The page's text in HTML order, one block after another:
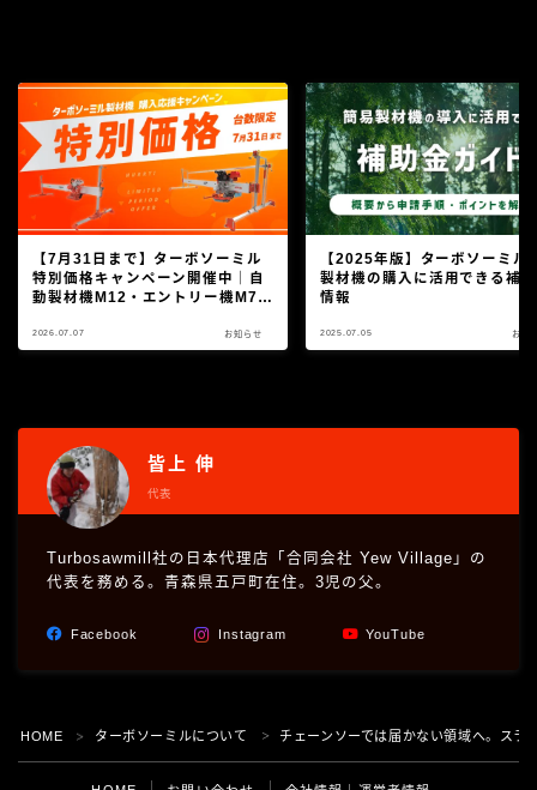
【7月31日まで】ターボソーミル
特別価格キャンペーン開催中｜自
動製材機M12・エントリー機M7を
2026.07.07 お知らせ
【2025年版】ターボソーミル
製材機の購入に活用できる補
情報
2025.07.05 お知
皆上 伸
代表
Turbosawmill社の日本代理店「合同会社 Yew Village」の
代表を務める。青森県五戸町在住。3児の父。
Facebook Instagram YouTube
HOME ＞ ターボソーミルについて ＞ チェーンソーでは届かない領域へ。ス